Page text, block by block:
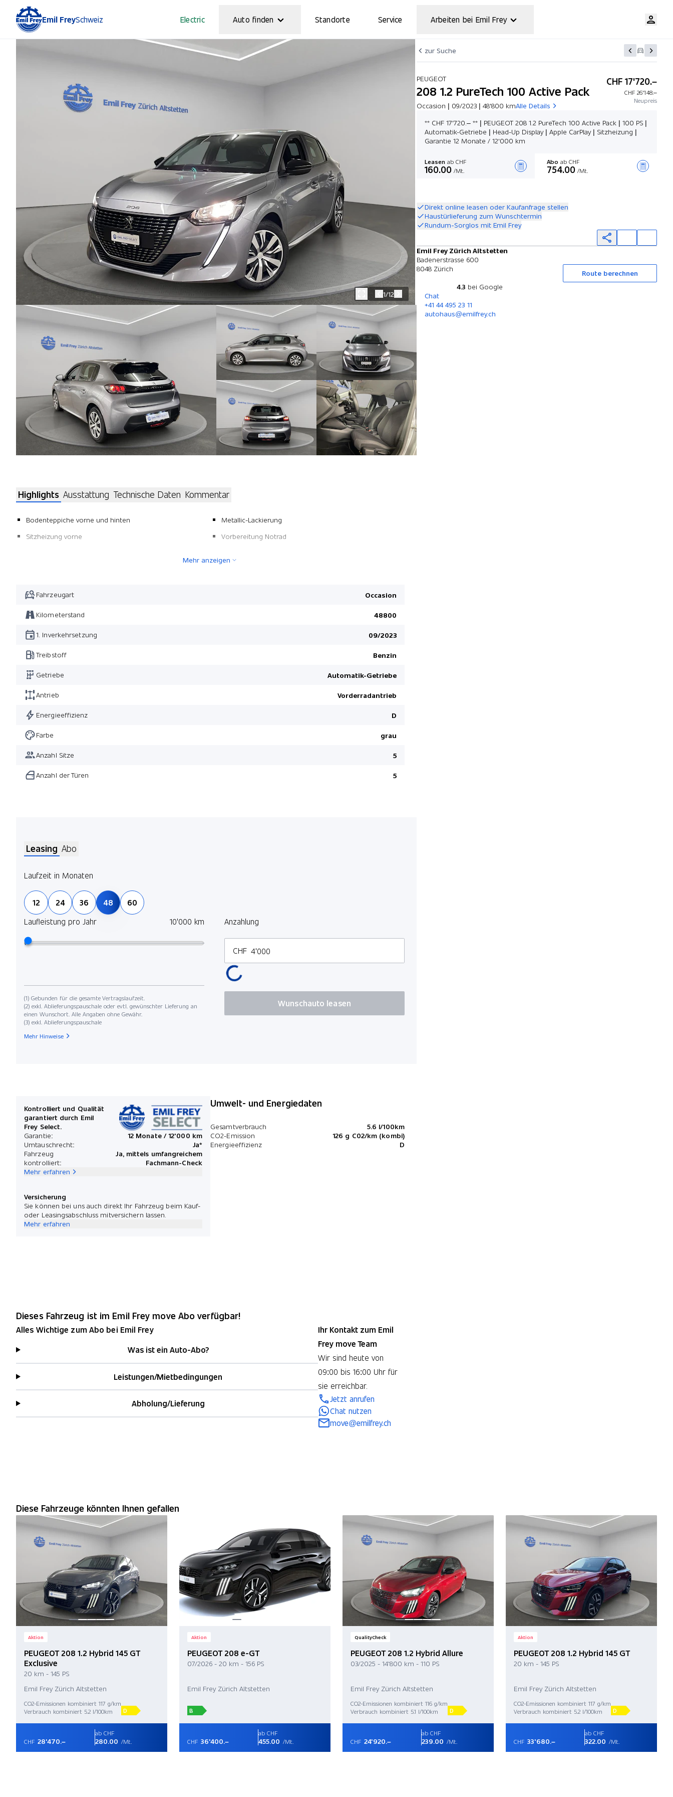
Emil FreySchweiz Electric Auto finden Standorte Service Arbeiten bei Emil Frey
zur Suche
PEUGEOT
208 1.2 PureTech 100 Active Pack
Occasion | 09/2023 | 48'800 kmAlle Details
CHF 17'720.–
CHF 26'148.–
Neupreis
** CHF 17'720.– ** | PEUGEOT 208 1.2 PureTech 100 Active Pack | 100 PS |
Automatik-Getriebe | Head-Up Display | Apple CarPlay | Sitzheizung |
Garantie 12 Monate / 12'000 km
Leasen ab CHF
160.00 /Mt.
Abo ab CHF
754.00 /Mt.
Direkt online leasen oder Kaufanfrage stellen
Haustürlieferung zum Wunschtermin
Rundum-Sorglos mit Emil Frey
Emil Frey Zürich Altstetten
Badenerstrasse 600
8048 Zürich
Route berechnen
4.3 bei Google
Chat
+41 44 495 23 11
autohaus@emilfrey.ch
1/12
Highlights Ausstattung Technische Daten Kommentar
Bodenteppiche vorne und hinten
Sitzheizung vorne
Metallic-Lackierung
Vorbereitung Notrad
Mehr anzeigen
Fahrzeugart Occasion
Kilometerstand 48800
1. Inverkehrsetzung 09/2023
Treibstoff Benzin
Getriebe Automatik-Getriebe
Antrieb Vorderradantrieb
Energieeffizienz D
Farbe grau
Anzahl Sitze 5
Anzahl der Türen 5
Leasing Abo
Laufzeit in Monaten
12 24 36 48
60
Laufleistung pro Jahr
10'000 km Anzahlung
CHF
(1) Gebunden für die gesamte Vertragslaufzeit.
(2) exkl. Ablieferungspauschale oder evtl. gewünschter Lieferung an
einen Wunschort. Alle Angaben ohne Gewähr.
(3) exkl. Ablieferungspauschale
Wunschauto leasen
Mehr Hinweise
Kontrolliert und Qualität
garantiert durch Emil
Frey Select.
Garantie:
12 Monate / 12'000 km
Umtauschrecht:
Ja*
Fahrzeug
kontrolliert:
Ja, mittels umfangreichem
Fachmann-Check
Mehr erfahren
Versicherung
Sie können bei uns auch direkt Ihr Fahrzeug beim Kauf-
oder Leasingsabschluss mitversichern lassen.
Mehr erfahren
Umwelt- und Energiedaten
Gesamtverbrauch
5.6 l/100km
CO2-Emission
126 g C02/km (kombi)
Energieeffizienz
D
Dieses Fahrzeug ist im Emil Frey move Abo verfügbar!
Ihr Kontakt zum Emil
Frey move Team
Wir sind heute von
09:00 bis 16:00 Uhr für
sie erreichbar.
Jetzt anrufen
Chat nutzen
move@emilfrey.ch
Alles Wichtige zum Abo bei Emil Frey
Was ist ein Auto-Abo?
Leistungen/Mietbedingungen
Abholung/Lieferung
Diese Fahrzeuge könnten Ihnen gefallen
Aktion
PEUGEOT 208 1.2 Hybrid 145 GT
Exclusive
20 km - 145 PS
Emil Frey Zürich Altstetten
CO2-Emissionen kombiniert 117 g/km
Verbrauch kombiniert 5.2 l/100km
D
CHF 28'470.–
ab CHF
280.00 /Mt.
Aktion
PEUGEOT 208 e-GT
07/2026 - 20 km - 156 PS
Emil Frey Zürich Altstetten
B
CHF 36'400.–
ab CHF
455.00 /Mt.
QualityCheck
PEUGEOT 208 1.2 Hybrid Allure
03/2025 - 14'800 km - 110 PS
Emil Frey Zürich Altstetten
CO2-Emissionen kombiniert 116 g/km
Verbrauch kombiniert 5.1 l/100km
D
CHF 24'920.–
ab CHF
239.00 /Mt.
Aktion
PEUGEOT 208 1.2 Hybrid 145 GT
20 km - 145 PS
Emil Frey Zürich Altstetten
CO2-Emissionen kombiniert 117 g/km
Verbrauch kombiniert 5.2 l/100km
D
CHF 33'680.–
ab CHF
322.00 /Mt.